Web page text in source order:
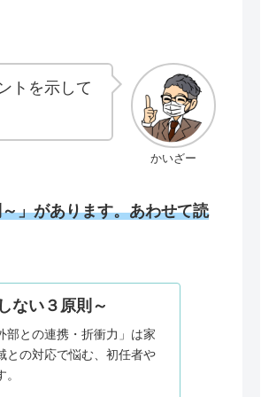
かいざー
トを示して
」があります。あわせて読
ない３原則～
部との連携・折衝力」は家
との対応で悩む、初任者や